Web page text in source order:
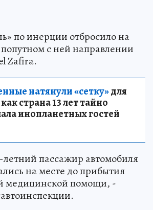
по инерции отбросило на
с ней направлении
Zafira.
натянули «сетку»для
страна 13 лет тайно
инопланетных гостей
летний пассажир автомобиля
на месте до прибытия
медицинской помощи, -